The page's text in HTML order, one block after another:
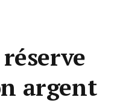
argent